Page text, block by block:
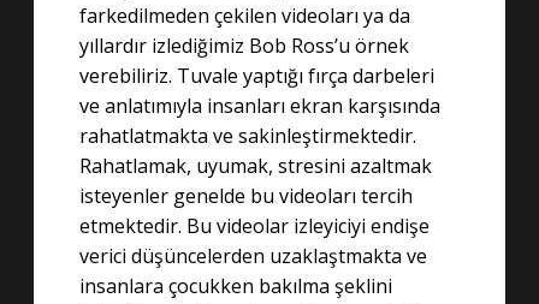
farkedilmeden çekilen videoları ya da
yıllardır izlediğimiz Bob Ross’u örnek
verebiliriz. Tuvale yaptığı fırça darbeleri
ve anlatımıyla insanları ekran karşısında
rahatlatmakta ve sakinleştirmektedir.
Rahatlamak, uyumak, stresini azaltmak
isteyenler genelde bu videoları tercih
etmektedir. Bu videolar izleyiciyi endişe
verici düşüncelerden uzaklaştmakta ve
insanlara çocukken bakılma şeklini